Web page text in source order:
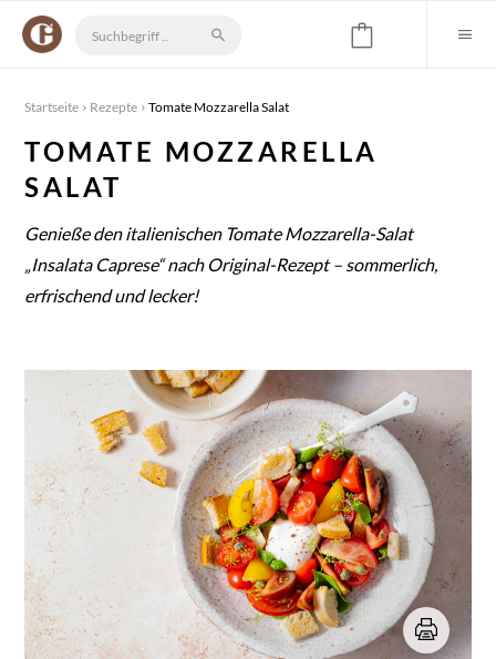
Startseite Rezepte Tomate Mozzarella Salat
TOMATE MOZZARELLA
SALAT
Genieße den italienischen Tomate Mozzarella-Salat
„Insalata Caprese“ nach Original-Rezept – sommerlich,
erfrischend und lecker!